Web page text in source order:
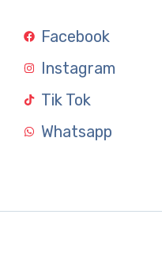
Facebook
Instagram
Tik Tok
Whatsapp